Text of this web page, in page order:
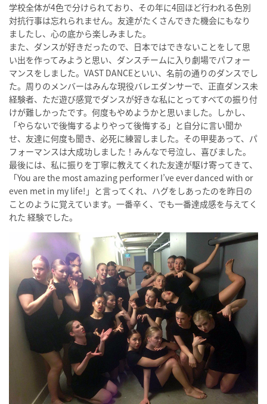
学校全体が4色で分けられており、その年に4回ほど行われる色別
対抗行事は忘れられません。友達がたくさんできた機会にもなり
ましたし、心の底から楽しみました。
また、ダンスが好きだったので、日本ではできないことをして思
い出を作ってみようと思い、ダンスチームに入り劇場でパフォー
マンスをしました。VAST DANCEといい、名前の通りのダンスでし
た。周りのメンバーはみんな現役バレエダンサーで、正直ダンス未
経験者、ただ遊び感覚でダンスが好きな私にとってすべての振り付
けが難しかったです。何度もやめようかと思いました。しかし、
「やらないで後悔するよりやって後悔する」と自分に言い聞か
せ、友達に何度も聞き、必死に練習しました。その甲斐あって、パ
フォーマンスは大成功しました！みんなで号泣し、喜びました。
最後には、私に振りを丁寧に教えてくれた友達が駆け寄ってきて、
「You are the most amazing performer I’ve ever danced with or
even met in my life!」と言ってくれ、ハグをしあったのを昨日の
ことのように覚えています。一番辛く、でも一番達成感を与えてく
れた 経験でした。